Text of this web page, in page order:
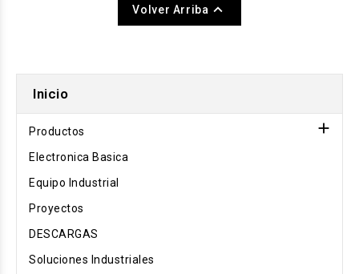
Volver Arriba 
Inicio
Productos 
Electronica Basica
Equipo Industrial
Proyectos
DESCARGAS
Soluciones Industriales